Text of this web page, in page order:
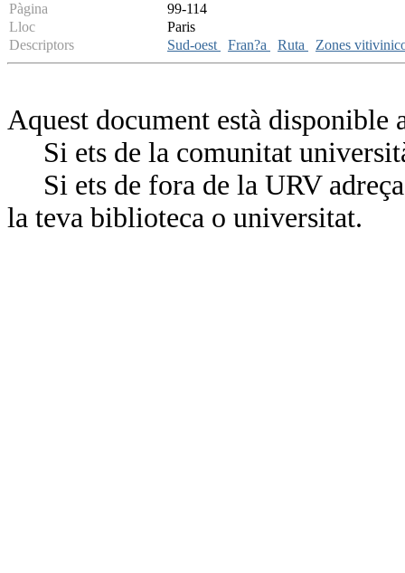
Pàgina
99-114
Lloc
Paris
Descriptors
Sud-oest Fran?a Ruta Zones
Aquest document està
Si ets de la comunitat
Si ets de fora de la URV
la teva biblioteca o universitat.